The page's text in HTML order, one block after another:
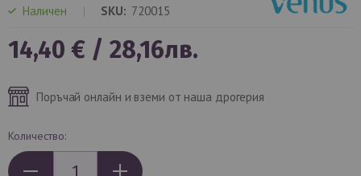
снимкиНаличен
SKU 720015
14,40 € / 28,16лв.
Поръчай онлайн и вземи от наша дрогерия
Количество: